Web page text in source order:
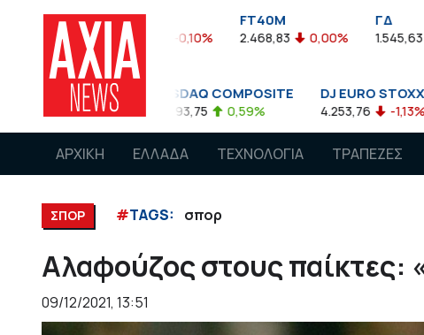
-0,10%
FT40M
2.468,83 0,00%
ΓΔ
1.545,63 -0,03%
NASDAQ COMPOSITE
14.893,75
DJ EURO STOXX 50 €
4.253,76 -1,13%
FTSE
7.551,45
ΑΡΧΙΚΗ ΕΛΛΑΔΑ ΤΕΧΝΟΛΟΓΙΑ ΤΡΑΠΕΖΕΣ
ΣΠΟΡ #TAGS: σπορ
Αλαφούζος στους παίκτες:
09/12/2021, 13:51